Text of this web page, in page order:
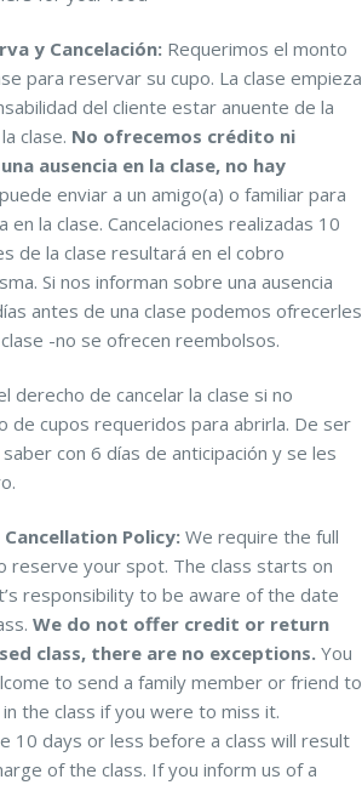
y Cancelación: Requerimos el monto
para reservar su cupo. La clase empieza
del cliente estar anuente de la
clase. No ofrecemos crédito ni
ausencia en la clase, no hay
enviar a un amigo(a) o familiar para
en la clase. Cancelaciones realizadas 10
de la clase resultará en el cobro
Si nos informan sobre una ausencia
antes de una clase podemos ofrecerles
-no se ofrecen reembolsos.
derecho de cancelar la clase si no
de cupos requeridos para abrirla. De ser
con 6 días de anticipación y se les
Policy: We require the full
reserve your spot. The class starts on
responsibility to be aware of the date
We do not offer credit or return
class, there are no exceptions.You
to send a family member or friend to
the class if you were to miss it.
10 days or less before a class will result
of the class. If you inform us of a